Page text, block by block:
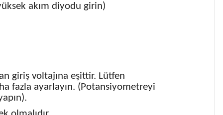
akım diyodu girin)
giriş voltajına eşittir. Lütfen
fazla ayarlayın. (Potansiyometreyi